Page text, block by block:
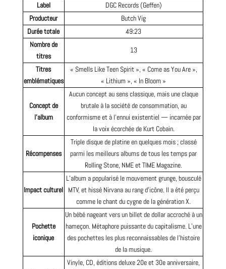
Label
DGC Records (Geffen)
Producteur
Butch Vig
Durée totale
49:23
Nombre de
titres
13
Titres
emblématiques
« Smells Like Teen Spirit », « Come as You Are »,
« Lithium », « In Bloom »
Concept de
l’album
Aucun concept au sens classique, mais une claque
brutale à la société de consommation, au
conformisme et à l’ennui existentiel — incarnée par
la voix écorchée de Kurt Cobain.
Récompenses
Triple disque de platine en quelques mois ; classé
parmi les meilleurs albums de tous les temps par
Rolling Stone, NME et TIME Magazine.
Impact culturel
L’album a popularisé le mouvement grunge, bousculé
MTV, et hissé Nirvana au rang d’icône. Il a été perçu
comme le chant du cygne de la génération X.
Pochette
iconique
Un bébé nageant vers un billet de dollar accroché à un
hameçon. Métaphore puissante du capitalisme. L’une
des pochettes les plus reconnaissables de l’histoire
de la musique.
Vinyle, CD, éditions deluxe 20e et 30e anniversaire,